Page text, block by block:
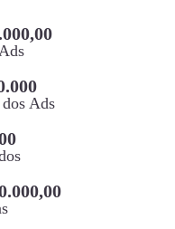
Ads